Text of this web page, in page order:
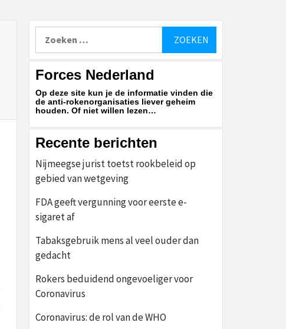
naar:
Forces Nederland
Op deze site kun je de informatie vinden die
de anti-rokenorganisaties liever geheim
houden. Of niet willen lezen…
Recente berichten
Nijmeegse jurist toetst rookbeleid op
gebied van wetgeving
FDA geeft vergunning voor eerste e-
sigaret af
Tabaksgebruik mens al veel ouder dan
gedacht
Rokers beduidend ongevoeliger voor
Coronavirus
Coronavirus: de rol van de WHO